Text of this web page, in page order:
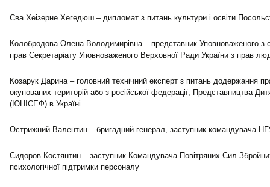
Єва Хеізерне Хегедюш – дипломат з питань культури і освіти
Колобродова Олена Володимирівна – представник Уповноваженого з
прав Секретаріату Уповноваженого Верховної Ради України з прав
Козарук Дарина – головний технічний експерт з питань додержання
окупованих територій або з російської федерації, Представництва
(ЮНІСЕФ) в Україні
Острижний Валентин – бригадний генерал, заступник командувача
Сидоров Костянтин – заступник Командувача Повітряних Сил
психологічної підтримки персоналу